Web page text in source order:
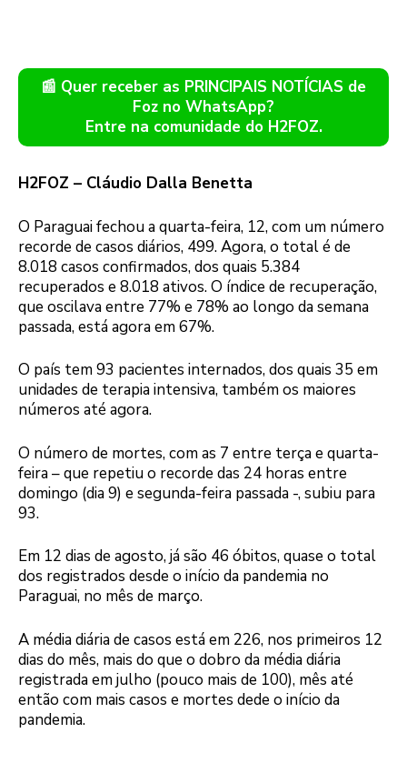
📰 Quer receber as PRINCIPAIS NOTÍCIAS de
Foz no WhatsApp?
Entre na comunidade do H2FOZ.
H2FOZ – Cláudio Dalla Benetta
O Paraguai fechou a quarta-feira, 12, com um número
recorde de casos diários, 499. Agora, o total é de
8.018 casos confirmados, dos quais 5.384
recuperados e 8.018 ativos. O índice de recuperação,
que oscilava entre 77% e 78% ao longo da semana
passada, está agora em 67%.
O país tem 93 pacientes internados, dos quais 35 em
unidades de terapia intensiva, também os maiores
números até agora.
O número de mortes, com as 7 entre terça e quarta-
feira – que repetiu o recorde das 24 horas entre
domingo (dia 9) e segunda-feira passada -, subiu para
93.
Em 12 dias de agosto, já são 46 óbitos, quase o total
dos registrados desde o início da pandemia no
Paraguai, no mês de março.
A média diária de casos está em 226, nos primeiros 12
dias do mês, mais do que o dobro da média diária
registrada em julho (pouco mais de 100), mês até
então com mais casos e mortes dede o início da
pandemia.